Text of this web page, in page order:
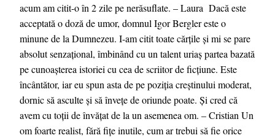
acum am citit-o în 2 zile pe nerăsuflate. – Laura Dacă este
acceptată o doză de umor, domnul Igor Bergler este o
minune de la Dumnezeu. I-am citit toate cărțile și mi se pare
absolut senzațional, îmbinând cu un talent uriaș partea bazată
pe cunoașterea istoriei cu cea de scriitor de ficțiune. Este
încântător, iar eu spun asta de pe poziția creștinului moderat,
dornic să asculte și să învețe de oriunde poate. Și cred că
avem cu toții de învățat de la un asemenea om. – Cristian Un
om foarte realist, fără fițe inutile, cum ar trebui să fie orice